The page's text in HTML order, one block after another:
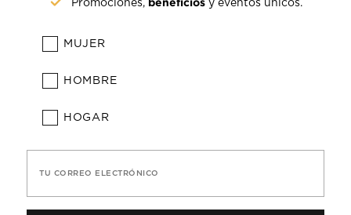
Promociones, y eventos únicos.
MUJER
HOMBRE
HOGAR
TU CORREO ELECTRÓNICO